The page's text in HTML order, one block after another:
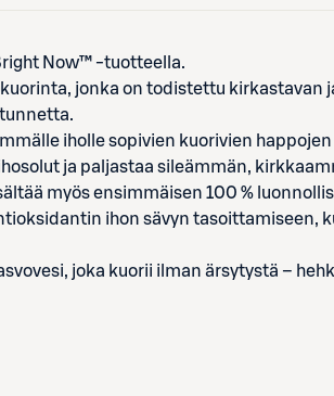
Now™ -tuotteella.
jonka on todistettu kirkastavan
iholle sopivien kuorivien
ja paljastaa sileämmän,
myös ensimmäisen 100 %
ihon sävyn tasoittamiseen,
joka kuorii ilman ärsytystä –